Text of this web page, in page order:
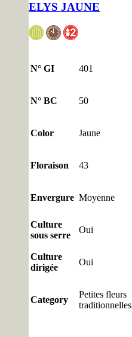
ELYS JAUNE
N° GI 401
N° BC 50
Color Jaune
Floraison 43
Envergure Moyenne
Culture
sous serre
Oui
Culture
dirigée
Oui
Category
Petites fleurs
traditionnelles